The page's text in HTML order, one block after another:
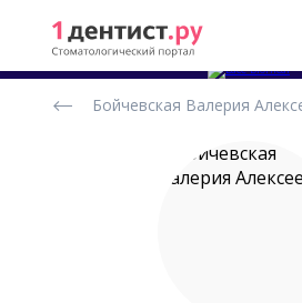
стоматологов
Бойчевская Валерия